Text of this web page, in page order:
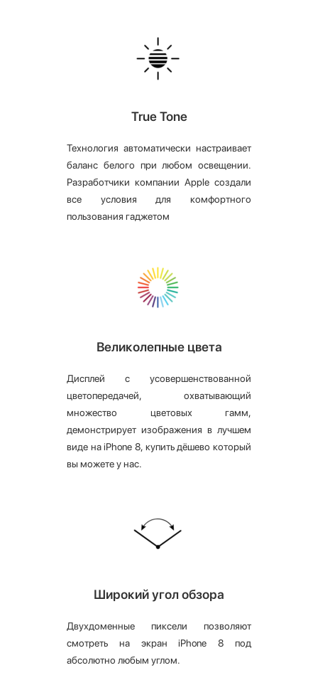
True Tone
Технология автоматически настраивает
баланс белого при любом освещении.
Разработчики компании Apple создали
все условия для комфортного
пользования гаджетом
Великолепные цвета
Дисплей с усовершенствованной
цветопередачей, охватывающий
множество цветовых гамм,
демонстрирует изображения в лучшем
виде на iPhone 8, купить дёшево который
вы можете у нас.
Широкий угол обзора
Двухдоменные пиксели позволяют
смотреть на экран iPhone 8 под
абсолютно любым углом.